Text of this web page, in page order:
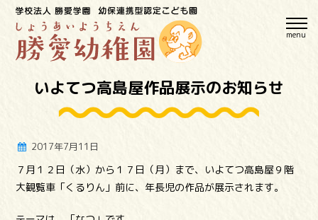
いよてつ高島屋作品展示のお知らせ
2017年7月11日
７月１２日（水）から１７日（月）まで、いよてつ高島屋９階
大観覧車「くるりん」前に、年長児の作品が展示されます。
menu